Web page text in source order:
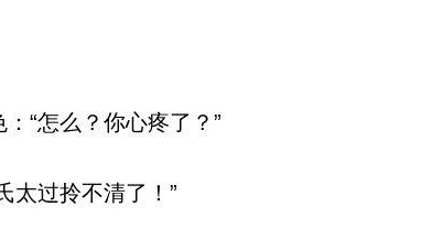
“怎么？你心疼了？”
太过拎不清了！”